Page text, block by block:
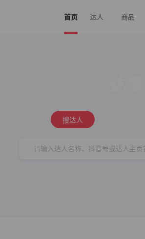
首页 达人 商品
搜达人